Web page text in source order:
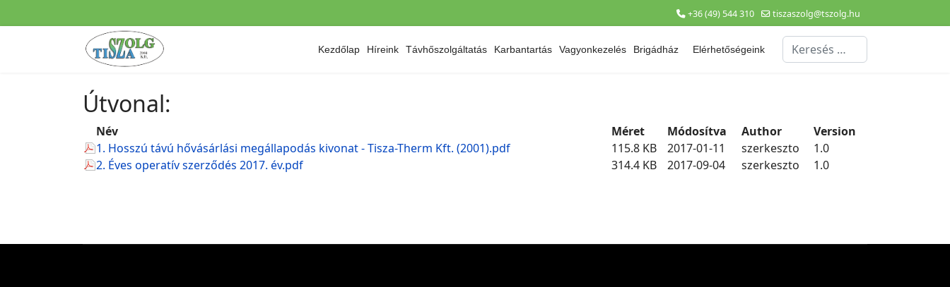
+36 (49) 544 310 tiszaszolg@tszolg.hu
Kezdőlap Híreink Távhőszolgáltatás Karbantartás Vagyonkezelés Brigádház Elérhetőségeink Keresés...
Útvonal:
Név Méret Módosítva Author
Version
1. Hosszú távú hővásárlási megállapodás kivonat - Tisza-Therm Kft. (2001).pdf
115.8 KB 2017-01-11 szerkeszto
1.0
2. Éves operatív szerződés 2017. év.pdf
314.4 KB 2017-09-04 szerkeszto 1.0